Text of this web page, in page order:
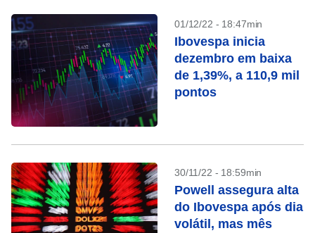
01/12/22 - 18:47min
Ibovespa inicia
dezembro em baixa
de 1,39%, a 110,9 mil
pontos
30/11/22 - 18:59min
Powell assegura alta
do Ibovespa após dia
volátil, mas mês